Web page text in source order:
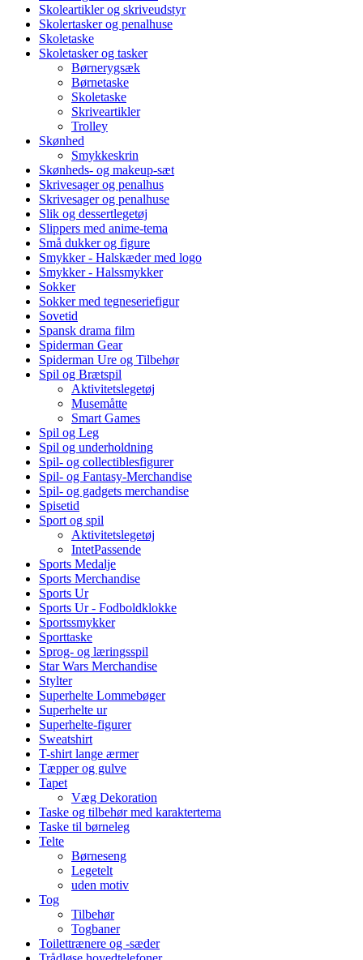
Skoleartikler og skriveudstyr
Skolertasker og penalhuse
Skoletaske
Skoletasker og tasker
Børnerygsæk
Børnetaske
Skoletaske
Skriveartikler
Trolley
Skønhed
Smykkeskrin
Skønheds- og makeup-sæt
Skrivesager og penalhus
Skrivesager og penalhuse
Slik og dessertlegetøj
Slippers med anime-tema
Små dukker og figure
Smykker - Halskæder med logo
Smykker - Halssmykker
Sokker
Sokker med tegneseriefigur
Sovetid
Spansk drama film
Spiderman Gear
Spiderman Ure og Tilbehør
Spil og Brætspil
Aktivitetslegetøj
Musemåtte
Smart Games
Spil og Leg
Spil og underholdning
Spil- og collectiblesfigurer
Spil- og Fantasy-Merchandise
Spil- og gadgets merchandise
Spisetid
Sport og spil
Aktivitetslegetøj
IntetPassende
Sports Medalje
Sports Merchandise
Sports Ur
Sports Ur - Fodboldklokke
Sportssmykker
Sporttaske
Sprog- og læringsspil
Star Wars Merchandise
Stylter
Superhelte Lommebøger
Superhelte ur
Superhelte-figurer
Sweatshirt
T-shirt lange ærmer
Tæpper og gulve
Tapet
Væg Dekoration
Taske og tilbehør med karaktertema
Taske til børneleg
Telte
Børneseng
Legetelt
uden motiv
Tog
Tilbehør
Togbaner
Toilettrænere og -sæder